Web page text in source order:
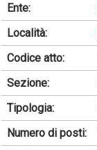
Ente:
Località:
Codice atto:
Sezione:
Tipologia:
Numero di posti: